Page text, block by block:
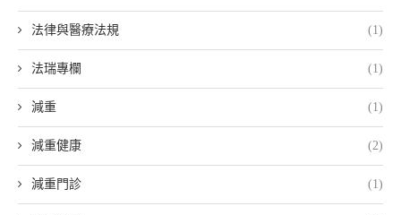
法律與醫療法規 (1)
法瑞專欄 (1)
減重 (1)
減重健康 (2)
減重門診 (1)